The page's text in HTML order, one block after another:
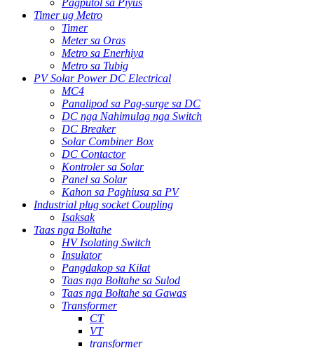
Pagputol sa Piyus
Timer ug Metro
Timer
Meter sa Oras
Metro sa Enerhiya
Metro sa Tubig
PV Solar Power DC Electrical
MC4
Panalipod sa Pag-surge sa DC
DC nga Nahimulag nga Switch
DC Breaker
Solar Combiner Box
DC Contactor
Kontroler sa Solar
Panel sa Solar
Kahon sa Paghiusa sa PV
Industrial plug socket Coupling
Isaksak
Taas nga Boltahe
HV Isolating Switch
Insulator
Pangdakop sa Kilat
Taas nga Boltahe sa Sulod
Taas nga Boltahe sa Gawas
Transformer
CT
VT
transformer